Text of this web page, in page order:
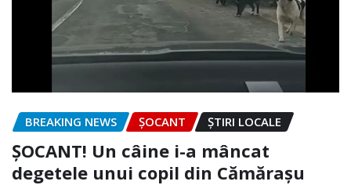
BREAKING NEWS ȘOCANT ȘTIRI LOCALE
ȘOCANT! Un câine i-a mâncat
degetele unui copil din Cămărașu